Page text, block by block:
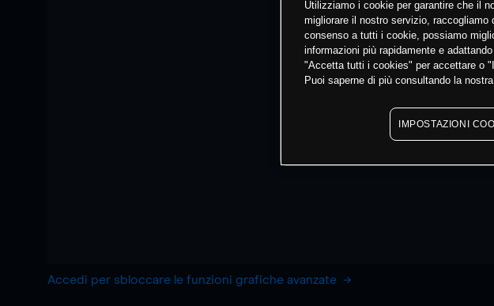
Accedi per sbloccare le funzioni grafiche avanzate
Utilizziamo i cookie per garantire che il
migliorare il nostro servizio, raccogliamo
consenso a tutti i cookie, possiamo
informazioni più rapidamente e
"Accetta tutti i cookies" per accettare o
Puoi saperne di più consultando la nostra
IMPOSTAZIONI